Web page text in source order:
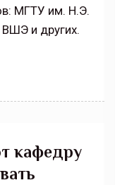
МГТУ им. Н.Э.
и других.
кафедру